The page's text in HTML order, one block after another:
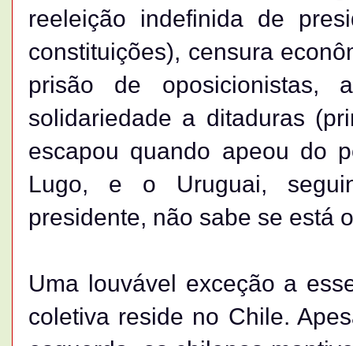
reeleição indefinida de
constituições), censura
prisão de oposicionistas,
solidariedade a ditaduras
escapou quando apeou do
Lugo, e o Uruguai,
presidente, não sabe se está
Uma louvável exceção a
coletiva reside no Chile.